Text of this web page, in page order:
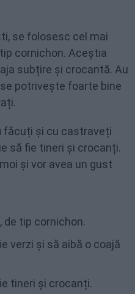
se folosesc cel mai
cornichon. Aceștia
subțire și crocantă. Au
potrivește foarte bine
făcuți și cu castraveți
să fie tineri și crocanți.
și vor avea un gust
tip cornichon.
verzi și să aibă o coajă
tineri și crocanți.